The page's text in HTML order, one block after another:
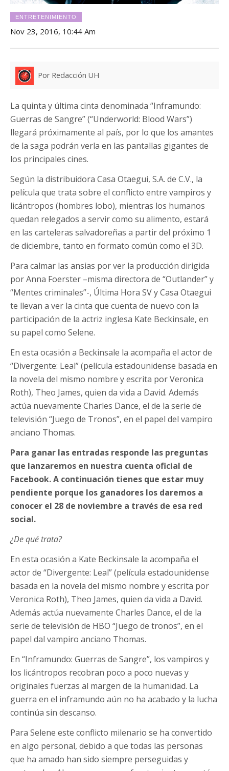
ENTRETENIMIENTO
Nov 23, 2016, 10:44 Am
Por Redacción UH
La quinta y última cinta denominada “Inframundo:
Guerras de Sangre” (“Underworld: Blood Wars”)
llegará próximamente al país, por lo que los amantes
de la saga podrán verla en las pantallas gigantes de
los principales cines.
Según la distribuidora Casa Otaegui, S.A. de C.V., la
película que trata sobre el conflicto entre vampiros y
licántropos (hombres lobo), mientras los humanos
quedan relegados a servir como su alimento, estará
en las carteleras salvadoreñas a partir del próximo 1
de diciembre, tanto en formato común como el 3D.
Para calmar las ansias por ver la producción dirigida
por Anna Foerster –misma directora de “Outlander” y
“Mentes criminales”-, Última Hora SV y Casa Otaegui
te llevan a ver la cinta que cuenta de nuevo con la
participación de la actriz inglesa Kate Beckinsale, en
su papel como Selene.
En esta ocasión a Beckinsale la acompaña el actor de
“Divergente: Leal” (película estadounidense basada en
la novela del mismo nombre y escrita por Veronica
Roth), Theo James, quien da vida a David. Además
actúa nuevamente Charles Dance, el de la serie de
televisión “Juego de Tronos”, en el papel del vampiro
anciano Thomas.
Para ganar las entradas responde las preguntas
que lanzaremos en nuestra cuenta oficial de
Facebook. A continuación tienes que estar muy
pendiente porque los ganadores los daremos a
conocer el 28 de noviembre a través de esa red
social.
¿De qué trata?
En esta ocasión a Kate Beckinsale la acompaña el
actor de “Divergente: Leal” (película estadounidense
basada en la novela del mismo nombre y escrita por
Veronica Roth), Theo James, quien da vida a David.
Además actúa nuevamente Charles Dance, el de la
serie de televisión de HBO “Juego de tronos”, en el
papel dal vampiro anciano Thomas.
En “Inframundo: Guerras de Sangre”, los vampiros y
los licántropos recobran poco a poco nuevas y
originales fuerzas al margen de la humanidad. La
guerra en el inframundo aún no ha acabado y la lucha
continúa sin descanso.
Para Selene este conflicto milenario se ha convertido
en algo personal, debido a que todas las personas
que ha amado han sido siempre perseguidas y